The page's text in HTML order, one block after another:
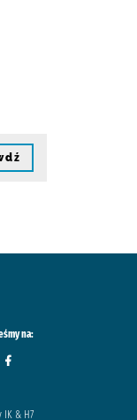
na:
IK & H7